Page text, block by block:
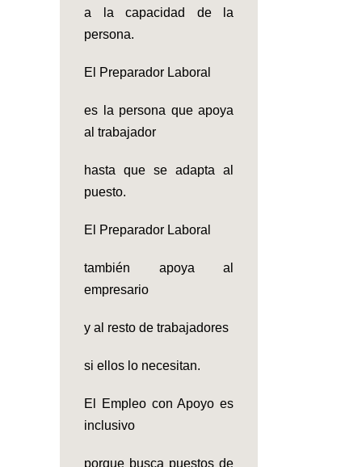
a la capacidad de la
persona.
El Preparador Laboral
es la persona que apoya
al trabajador
hasta que se adapta al
puesto.
El Preparador Laboral
también apoya al
empresario
y al resto de trabajadores
si ellos lo necesitan.
El Empleo con Apoyo es
inclusivo
porque busca puestos de